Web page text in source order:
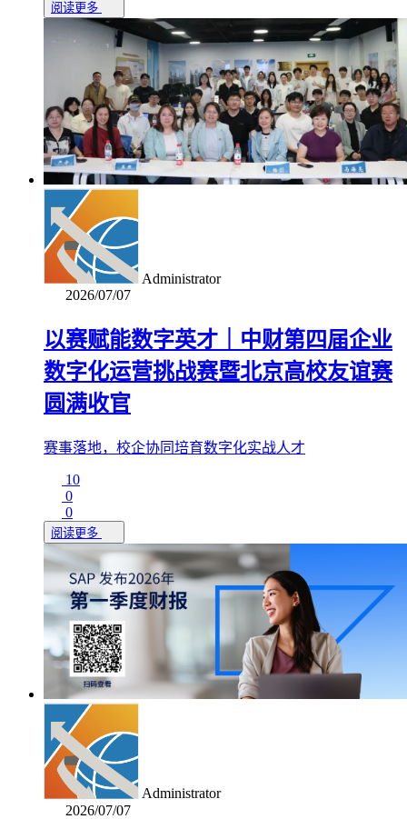
阅读更多
Administrator
2026/07/07
以赛赋能数字英才｜中财第四届企业
数字化运营挑战赛暨北京高校友谊赛
圆满收官
赛事落地，校企协同培育数字化实战人才
10
0
0
阅读更多
Administrator
2026/07/07